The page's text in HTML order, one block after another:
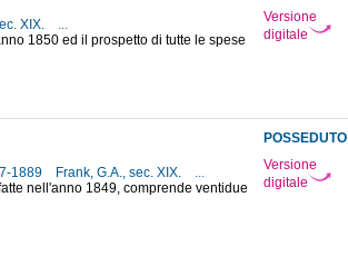
Versione
digitale
XIX.
...
1850 ed il prospetto di tutte le spese
POSSEDUTO
Versione
digitale
1889 Frank, G.A., sec. XIX.
...
nell'anno 1849, comprende ventidue